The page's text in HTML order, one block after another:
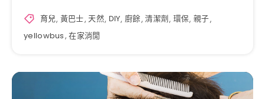
育兒, 黃巴士,天然, DIY,廚餘,清潔劑, 環保,親子,
yellowbus,在家消閒